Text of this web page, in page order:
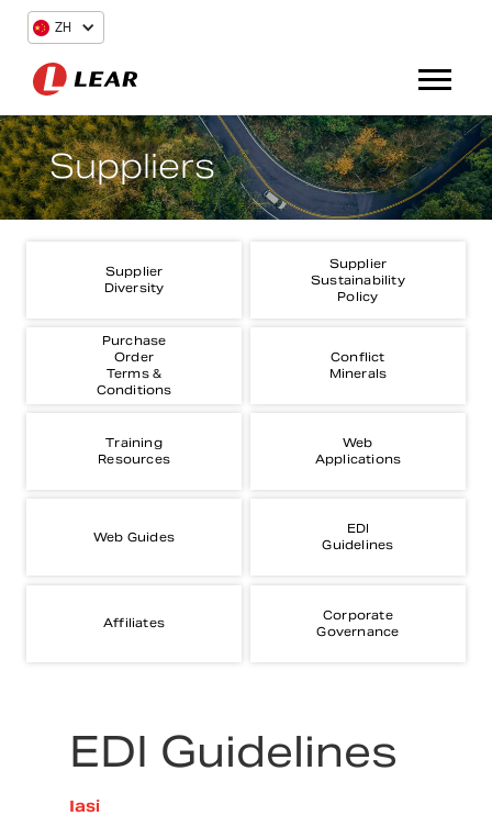
ZH
Suppliers
Supplier
Diversity
Supplier
Sustainability
Policy
Purchase
Order
Terms &
Conditions
Conflict
Minerals
Training
Resources
Web
Applications
Web Guides
EDI
Guidelines
Affiliates
Corporate
Governance
EDI Guidelines
Iasi